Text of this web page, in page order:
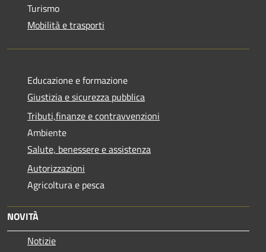
Turismo
Mobilità e trasporti
Educazione e formazione
Giustizia e sicurezza pubblica
Tributi,finanze e contravvenzioni
Ambiente
Salute, benessere e assistenza
Autorizzazioni
Agricoltura e pesca
NOVITÀ
Notizie